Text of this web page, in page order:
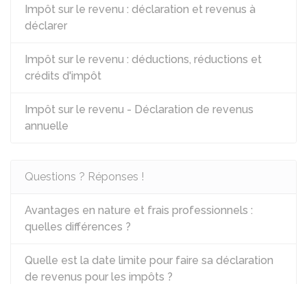
Impôt sur le revenu : déclaration et revenus à
déclarer
Impôt sur le revenu : déductions, réductions et
crédits d'impôt
Impôt sur le revenu - Déclaration de revenus
annuelle
Questions ? Réponses !
Avantages en nature et frais professionnels :
quelles différences ?
Quelle est la date limite pour faire sa déclaration
de revenus pour les impôts ?